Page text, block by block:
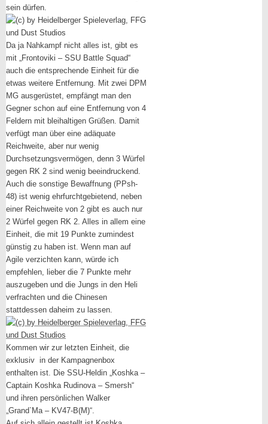
sein dürfen.
Da ja Nahkampf nicht alles ist, gibt es
mit „Frontoviki – SSU Battle Squad“
auch die entsprechende Einheit für die
etwas weitere Entfernung. Mit zwei DPM
MG ausgerüstet, empfängt man den
Gegner schon auf eine Entfernung von 4
Feldern mit bleihaltigen Grüßen. Damit
verfügt man über eine adäquate
Reichweite, aber nur wenig
Durchsetzungsvermögen, denn 3 Würfel
gegen RK 2 sind wenig beeindruckend.
Auch die sonstige Bewaffnung (PPsh-
48) ist wenig ehrfurchtgebietend, neben
einer Reichweite von 2 gibt es auch nur
2 Würfel gegen RK 2. Alles in allem eine
Einheit, die mit 19 Punkte zumindest
günstig zu haben ist. Wenn man auf
Agile verzichten kann, würde ich
empfehlen, lieber die 7 Punkte mehr
auszugeben und die Jungs in den Heli
verfrachten und die Chinesen
stattdessen daheim zu lassen.
Kommen wir zur letzten Einheit, die
exklusiv in der Kampagnenbox
enthalten ist. Die SSU-Heldin „Koshka –
Captain Koshka Rudinova – Smersh“
und ihren persönlichen Walker
„Grand`Ma – KV47-B(M)“.